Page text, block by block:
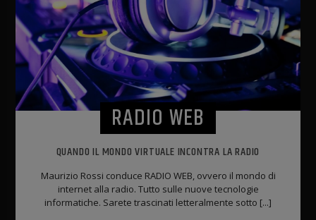
RADIO WEB
QUANDO IL MONDO VIRTUALE INCONTRA LA RADIO
Maurizio Rossi conduce RADIO WEB, ovvero il mondo di
internet alla radio. Tutto sulle nuove tecnologie
informatiche. Sarete trascinati letteralmente sotto [...]